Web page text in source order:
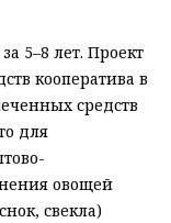
5–8 лет. Проект
кооператива в
средств
для
овощей
свекла)